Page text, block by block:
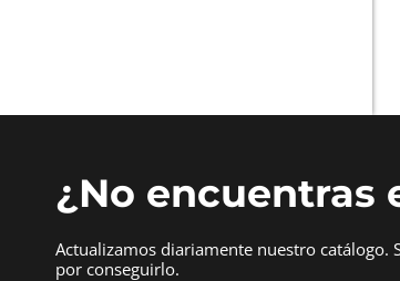
¿No encuentras
Actualizamos diariamente nuestro catálogo.
por conseguirlo.